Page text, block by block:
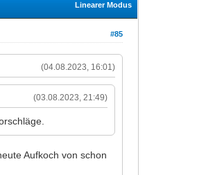
Linearer Modus
#85
(04.08.2023, 16:01)
(03.08.2023, 21:49)
Aufkoch von schon